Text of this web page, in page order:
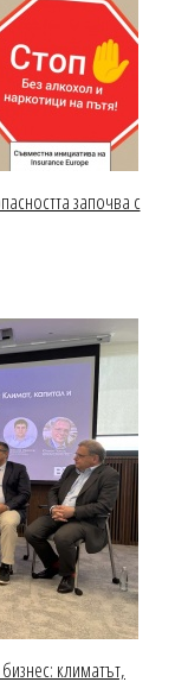
започва с
климатът,